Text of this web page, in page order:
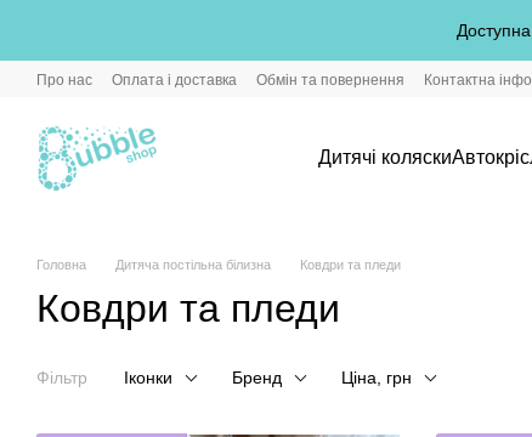
Про нас Оплата і доставка Обмін та повернення Контактна
Дитячі коляски
Головна Дитяча постільна білизна Ковдри та пледи
Ковдри та пледи
Фільтр Іконки Бренд Ціна, грн